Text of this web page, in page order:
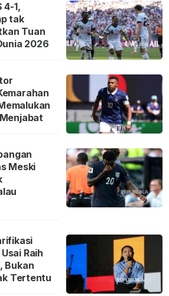
4-1,
tak
Tuan
2026
Meski
Raih
Bukan
Tertentu